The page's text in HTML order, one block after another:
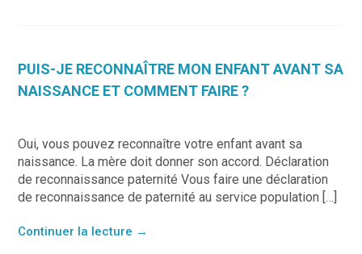
PUIS-JE RECONNAÎTRE MON ENFANT AVANT SA
NAISSANCE ET COMMENT FAIRE ?
Oui, vous pouvez reconnaître votre enfant avant sa
naissance. La mère doit donner son accord. Déclaration
de reconnaissance paternité Vous faire une déclaration
de reconnaissance de paternité au service population […]
Continuer la lecture →